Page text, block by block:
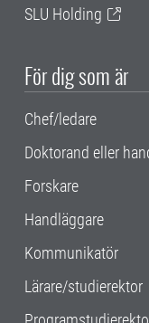
SLU Holding
För dig som är
Chef/ledare
Doktorand eller
Forskare
Handläggare
Kommunikatör
Lärare/studierektor